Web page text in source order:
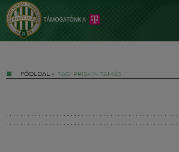
FŐOLDAL » TAG: PRISKIN TAMÁS